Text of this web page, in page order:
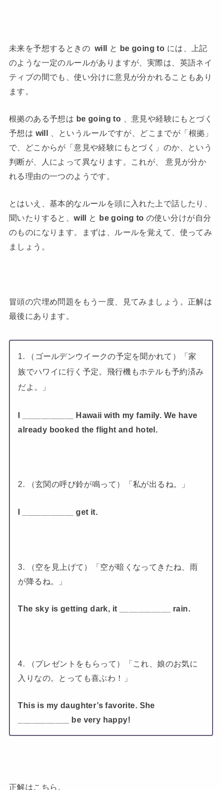
未来を予想するときの will と be going to には、上記
のような一定のルールがありますが、実際は、英語ネイ
ティブの間でも、使い分けに意見が分かれることもあり
ます。
根拠のある予想は be going to 、意見や経験にもとづく
予想は will 、というルールですが、どこまでが「根拠」
で、どこからが「意見や経験にもとづく」のか、という
判断が、人によって異なります。これが、 意見が分か
れる理由の一つのようです。
とはいえ、基本的なルールを頭に入れた上で話したり、
聞いたりすると、will と be going to の使い分けが自分
のものになります。まずは、ルールを覚えて、使ってみ
ましょう。
冒頭の穴埋め問題をもう一度、見てみましょう。正解は
最後にあります。
1. （ゴールデンウイークの予定を聞かれて）「家
族でハワイに行く予定。飛行機もホテルも予約済み
だよ。」
I ___________ Hawaii with my family. We have
already booked the flight and hotel.
2. （玄関の呼び鈴が鳴って）「私が出るね。」
I ___________ get it.
3. （空を見上げて）「空が暗くなってきたね、雨
が降るね。」
The sky is getting dark, it ___________ rain.
4. （プレゼントをもらって）「これ、娘のお気に
入りなの。とっても喜ぶわ！」
This is my daughter’s favorite. She
___________ be very happy!
正解はこちら。